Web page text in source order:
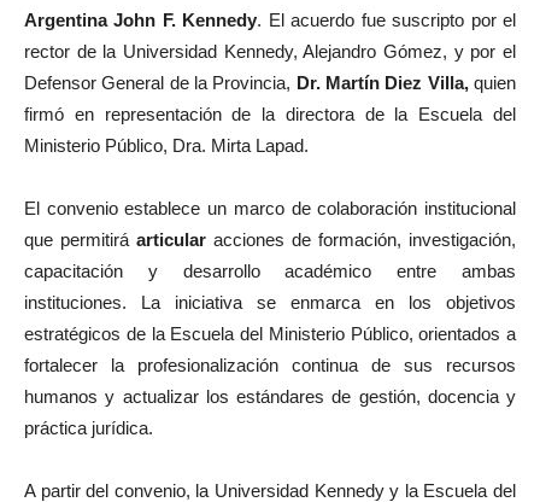
Argentina John F. Kennedy. El acuerdo fue suscripto por el
rector de la Universidad Kennedy, Alejandro Gómez, y por el
Defensor General de la Provincia, Dr. Martín Diez Villa,quien
firmó en representación de la directora de la Escuela del
Ministerio Público, Dra. Mirta Lapad.
El convenio establece un marco de colaboración institucional
que permitirá articular acciones de formación, investigación,
capacitación y desarrollo académico entre ambas
instituciones. La iniciativa se enmarca en los objetivos
estratégicos de la Escuela del Ministerio Público, orientados a
fortalecer la profesionalización continua de sus recursos
humanos y actualizar los estándares de gestión, docencia y
práctica jurídica.
A partir del convenio, la Universidad Kennedy y la Escuela del